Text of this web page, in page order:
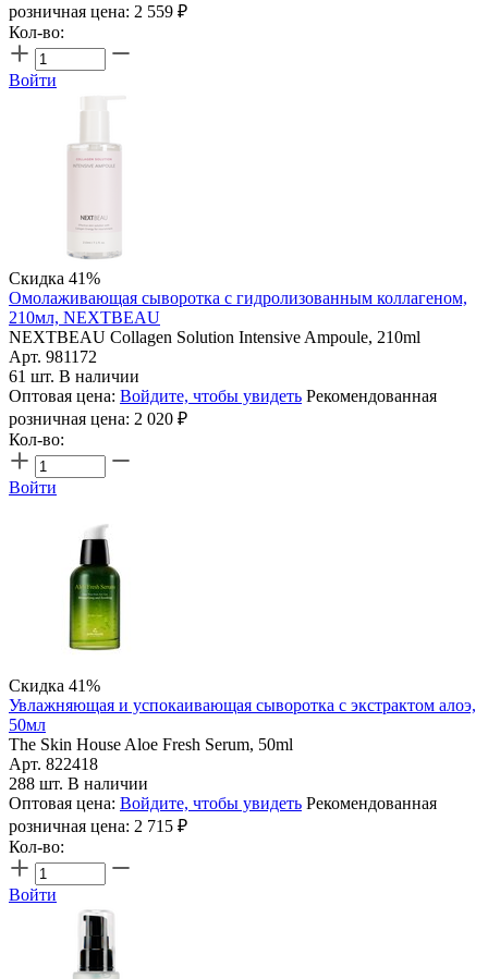
розничная цена: 2 559 ₽
Кол-во:
Войти
Скидка 41%
Омолаживающая сыворотка с гидролизованным коллагеном,
210мл, NEXTBEAU
NEXTBEAU Collagen Solution Intensive Ampoule, 210ml
Арт. 981172
61 шт. В наличии
Оптовая цена: Войдите, чтобы увидеть Рекомендованная
розничная цена: 2 020 ₽
Кол-во:
Войти
Скидка 41%
Увлажняющая и успокаивающая сыворотка с экстрактом алоэ,
50мл
The Skin House Aloe Fresh Serum, 50ml
Арт. 822418
288 шт. В наличии
Оптовая цена: Войдите, чтобы увидеть Рекомендованная
розничная цена: 2 715 ₽
Кол-во:
Войти